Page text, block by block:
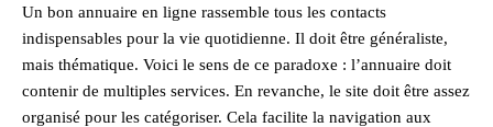
Un bon annuaire en ligne rassemble tous les contacts
indispensables pour la vie quotidienne. Il doit être généraliste,
mais thématique. Voici le sens de ce paradoxe : l’annuaire doit
contenir de multiples services. En revanche, le site doit être assez
organisé pour les catégoriser. Cela facilite la navigation aux